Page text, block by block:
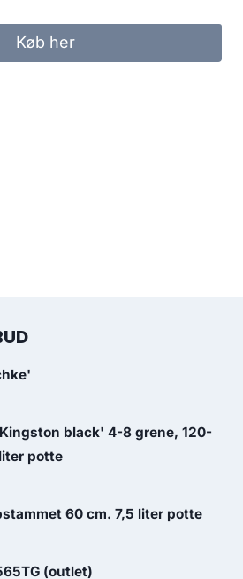
Køb her
black' 4-8 grene, 120-
potte
60 cm. 7,5 liter potte
(outlet)